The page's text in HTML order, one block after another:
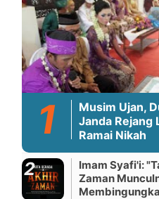
Musim Ujan,
Janda Rejang
Ramai Nikah
Imam Syafi'i:
Zaman